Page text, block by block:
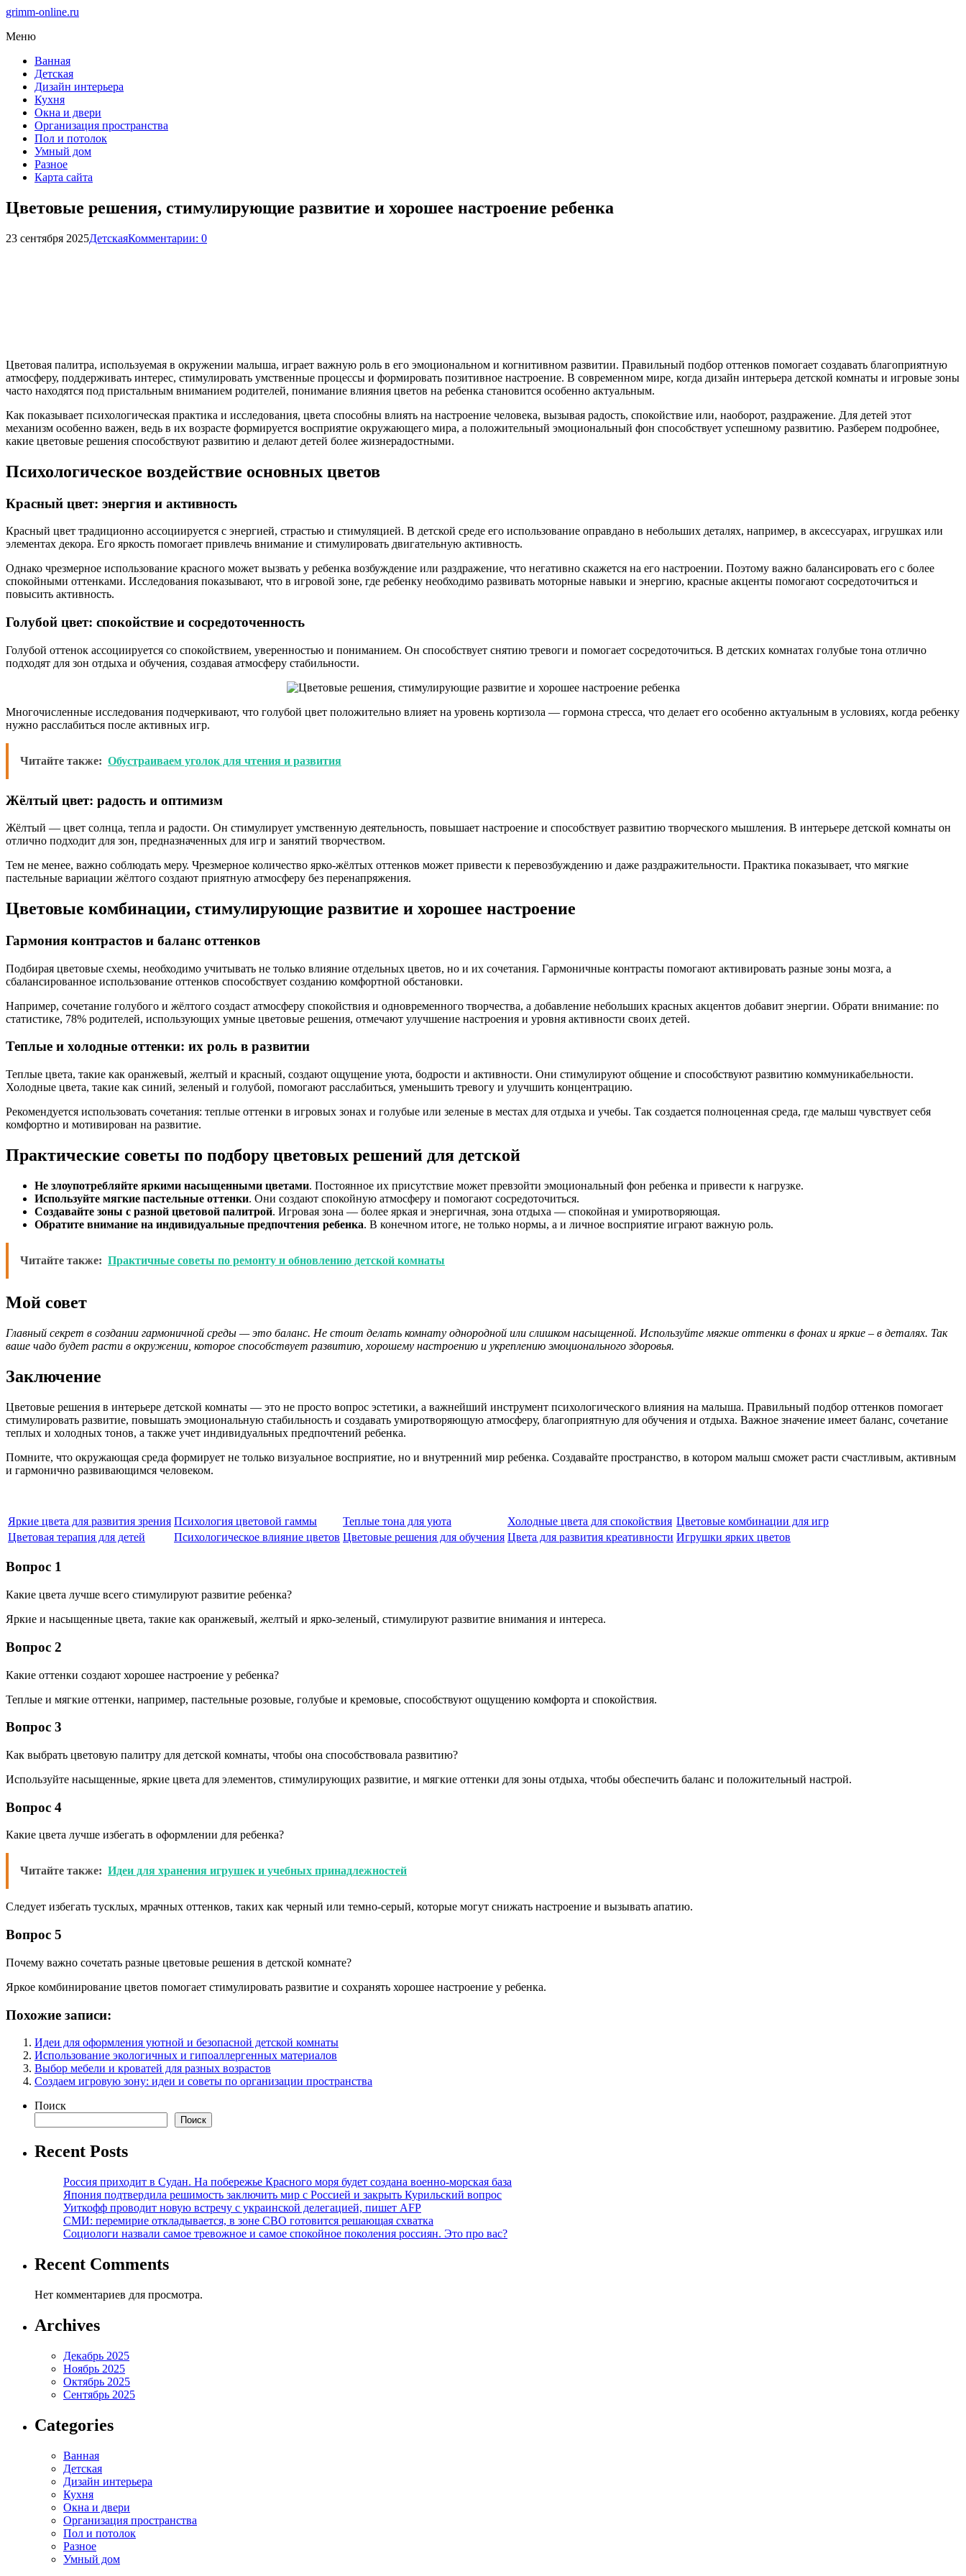
grimm-online.ru
Меню
Ванная
Детская
Дизайн интерьера
Кухня
Окна и двери
Организация пространства
Пол и потолок
Умный дом
Разное
Карта сайта
Цветовые решения, стимулирующие развитие и хорошее настроение ребенка
23 сентября 2025ДетскаяКомментарии: 0
Цветовая палитра, используемая в окружении малыша, играет важную роль в его эмоциональном и когнитивном развитии. Правильный подбор оттенков помогает создавать благоприятную
атмосферу, поддерживать интерес, стимулировать умственные процессы и формировать позитивное настроение. В современном мире, когда дизайн интерьера детской комнаты и игровые зоны
часто находятся под пристальным вниманием родителей, понимание влияния цветов на ребенка становится особенно актуальным.
Как показывает психологическая практика и исследования, цвета способны влиять на настроение человека, вызывая радость, спокойствие или, наоборот, раздражение. Для детей этот
механизм особенно важен, ведь в их возрасте формируется восприятие окружающего мира, а положительный эмоциональный фон способствует успешному развитию. Разберем подробнее,
какие цветовые решения способствуют развитию и делают детей более жизнерадостными.
Психологическое воздействие основных цветов
Красный цвет: энергия и активность
Красный цвет традиционно ассоциируется с энергией, страстью и стимуляцией. В детской среде его использование оправдано в небольших деталях, например, в аксессуарах, игрушках или
элементах декора. Его яркость помогает привлечь внимание и стимулировать двигательную активность.
Однако чрезмерное использование красного может вызвать у ребенка возбуждение или раздражение, что негативно скажется на его настроении. Поэтому важно балансировать его с более
спокойными оттенками. Исследования показывают, что в игровой зоне, где ребенку необходимо развивать моторные навыки и энергию, красные акценты помогают сосредоточиться и
повысить активность.
Голубой цвет: спокойствие и сосредоточенность
Голубой оттенок ассоциируется со спокойствием, уверенностью и пониманием. Он способствует снятию тревоги и помогает сосредоточиться. В детских комнатах голубые тона отлично
подходят для зон отдыха и обучения, создавая атмосферу стабильности.
Многочисленные исследования подчеркивают, что голубой цвет положительно влияет на уровень кортизола — гормона стресса, что делает его особенно актуальным в условиях, когда ребенку
нужно расслабиться после активных игр.
Читайте также: Обустраиваем уголок для чтения и развития
Жёлтый цвет: радость и оптимизм
Жёлтый — цвет солнца, тепла и радости. Он стимулирует умственную деятельность, повышает настроение и способствует развитию творческого мышления. В интерьере детской комнаты он
отлично подходит для зон, предназначенных для игр и занятий творчеством.
Тем не менее, важно соблюдать меру. Чрезмерное количество ярко-жёлтых оттенков может привести к перевозбуждению и даже раздражительности. Практика показывает, что мягкие
пастельные вариации жёлтого создают приятную атмосферу без перенапряжения.
Цветовые комбинации, стимулирующие развитие и хорошее настроение
Гармония контрастов и баланс оттенков
Подбирая цветовые схемы, необходимо учитывать не только влияние отдельных цветов, но и их сочетания. Гармоничные контрасты помогают активировать разные зоны мозга, а
сбалансированное использование оттенков способствует созданию комфортной обстановки.
Например, сочетание голубого и жёлтого создаст атмосферу спокойствия и одновременного творчества, а добавление небольших красных акцентов добавит энергии. Обрати внимание: по
статистике, 78% родителей, использующих умные цветовые решения, отмечают улучшение настроения и уровня активности своих детей.
Теплые и холодные оттенки: их роль в развитии
Теплые цвета, такие как оранжевый, желтый и красный, создают ощущение уюта, бодрости и активности. Они стимулируют общение и способствуют развитию коммуникабельности.
Холодные цвета, такие как синий, зеленый и голубой, помогают расслабиться, уменьшить тревогу и улучшить концентрацию.
Рекомендуется использовать сочетания: теплые оттенки в игровых зонах и голубые или зеленые в местах для отдыха и учебы. Так создается полноценная среда, где малыш чувствует себя
комфортно и мотивирован на развитие.
Практические советы по подбору цветовых решений для детской
Не злоупотребляйте яркими насыщенными цветами. Постоянное их присутствие может превзойти эмоциональный фон ребенка и привести к нагрузке.
Используйте мягкие пастельные оттенки. Они создают спокойную атмосферу и помогают сосредоточиться.
Создавайте зоны с разной цветовой палитрой. Игровая зона — более яркая и энергичная, зона отдыха — спокойная и умиротворяющая.
Обратите внимание на индивидуальные предпочтения ребенка. В конечном итоге, не только нормы, а и личное восприятие играют важную роль.
Читайте также: Практичные советы по ремонту и обновлению детской комнаты
Мой совет
Главный секрет в создании гармоничной среды — это баланс. Не стоит делать комнату однородной или слишком насыщенной. Используйте мягкие оттенки в фонах и яркие – в деталях. Так
ваше чадо будет расти в окружении, которое способствует развитию, хорошему настроению и укреплению эмоционального здоровья.
Заключение
Цветовые решения в интерьере детской комнаты — это не просто вопрос эстетики, а важнейший инструмент психологического влияния на малыша. Правильный подбор оттенков помогает
стимулировать развитие, повышать эмоциональную стабильность и создавать умиротворяющую атмосферу, благоприятную для обучения и отдыха. Важное значение имеет баланс, сочетание
теплых и холодных тонов, а также учет индивидуальных предпочтений ребенка.
Помните, что окружающая среда формирует не только визуальное восприятие, но и внутренний мир ребенка. Создавайте пространство, в котором малыш сможет расти счастливым, активным
и гармонично развивающимся человеком.
Яркие цвета для развития зрения Психология цветовой гаммы Теплые тона для уюта Холодные цвета для спокойствия Цветовые комбинации для игр
Цветовая терапия для детей
Психологическое влияние цветов Цветовые решения для обучения Цвета для развития креативности Игрушки ярких цветов
Вопрос 1
Какие цвета лучше всего стимулируют развитие ребенка?
Яркие и насыщенные цвета, такие как оранжевый, желтый и ярко-зеленый, стимулируют развитие внимания и интереса.
Вопрос 2
Какие оттенки создают хорошее настроение у ребенка?
Теплые и мягкие оттенки, например, пастельные розовые, голубые и кремовые, способствуют ощущению комфорта и спокойствия.
Вопрос 3
Как выбрать цветовую палитру для детской комнаты, чтобы она способствовала развитию?
Используйте насыщенные, яркие цвета для элементов, стимулирующих развитие, и мягкие оттенки для зоны отдыха, чтобы обеспечить баланс и положительный настрой.
Вопрос 4
Какие цвета лучше избегать в оформлении для ребенка?
Читайте также: Идеи для хранения игрушек и учебных принадлежностей
Следует избегать тусклых, мрачных оттенков, таких как черный или темно-серый, которые могут снижать настроение и вызывать апатию.
Вопрос 5
Почему важно сочетать разные цветовые решения в детской комнате?
Яркое комбинирование цветов помогает стимулировать развитие и сохранять хорошее настроение у ребенка.
Похожие записи:
Идеи для оформления уютной и безопасной детской комнаты
Использование экологичных и гипоаллергенных материалов
Выбор мебели и кроватей для разных возрастов
Создаем игровую зону: идеи и советы по организации пространства
Поиск
Поиск
Recent Posts
Россия приходит в Судан. На побережье Красного моря будет создана военно-морская база
Япония подтвердила решимость заключить мир с Россией и закрыть Курильский вопрос
Уиткофф проводит новую встречу с украинской делегацией, пишет AFP
СМИ: перемирие откладывается, в зоне СВО готовится решающая схватка
Социологи назвали самое тревожное и самое спокойное поколения россиян. Это про вас?
Recent Comments
Нет комментариев для просмотра.
Archives
Декабрь 2025
Ноябрь 2025
Октябрь 2025
Сентябрь 2025
Categories
Ванная
Детская
Дизайн интерьера
Кухня
Окна и двери
Организация пространства
Пол и потолок
Разное
Умный дом